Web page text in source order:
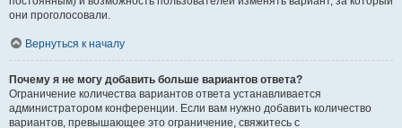
они проголосовали.
Вернуться к началу
Почему я не могу добавить больше вариантов ответа?
Ограничение количества вариантов ответа устанавливается
администратором конференции. Если вам нужно добавить количество
вариантов, превышающее это ограничение, свяжитесь с